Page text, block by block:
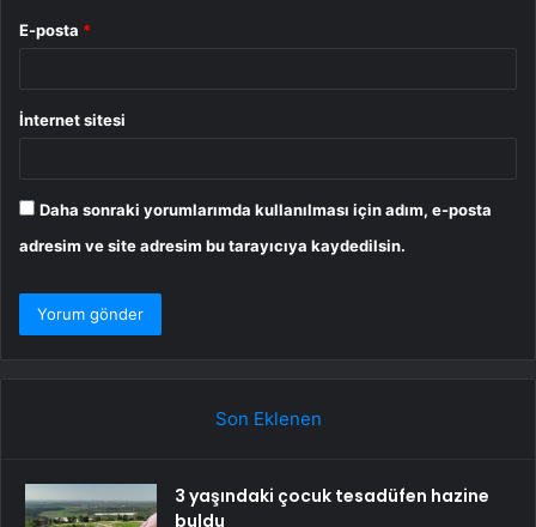
E-posta *
İnternet sitesi
Daha sonraki yorumlarımda kullanılması için adım, e-posta
adresim ve site adresim bu tarayıcıya kaydedilsin.
Son Eklenen
3 yaşındaki çocuk tesadüfen hazine
buldu